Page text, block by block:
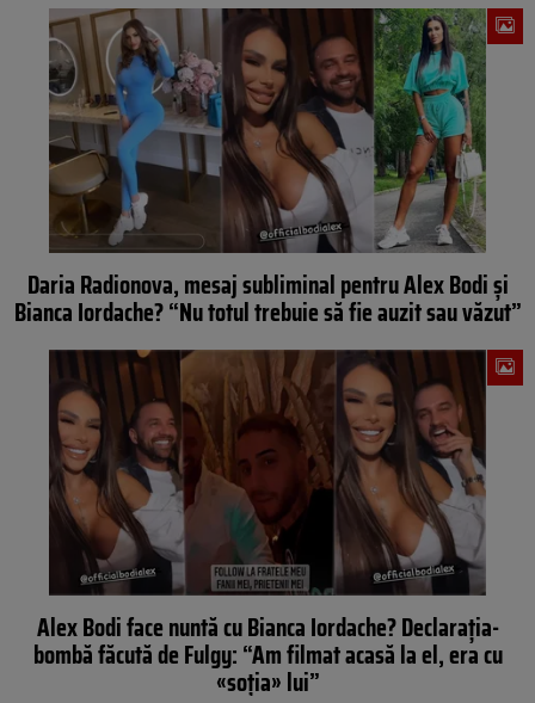
Daria Radionova, mesaj subliminal pentru Alex Bodi și
Bianca Iordache? “Nu totul trebuie să fie auzit sau văzut”
Alex Bodi face nuntă cu Bianca Iordache? Declarația-
bombă făcută de Fulgy: “Am filmat acasă la el, era cu
«soția» lui”